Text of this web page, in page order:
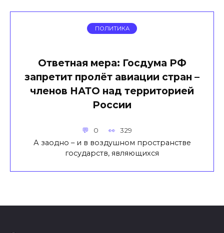
ПОЛИТИКА
Ответная мера: Госдума РФ
запретит пролёт авиации стран –
членов НАТО над территорией
России
0 329
А заодно – и в воздушном пространстве
государств, являющихся